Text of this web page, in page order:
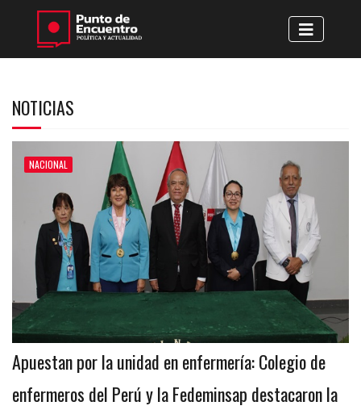
NOTICIAS
NACIONAL
Apuestan por la unidad en enfermería: Colegio de
enfermeros del Perú y la Fedeminsap destacaron la